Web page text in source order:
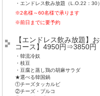
・エンドレス飲み放題（L.O.22：30）
※2名様～60名様で承ります
※前日までに要予約
【エンドレス飲み放題】
コース】4950円⇒3850円
・韓流冷奴
・枝豆
・豆腐と蒸し鶏の胡麻サラダ
★選べる韓国鍋
①チーズタッカルビ
②チーズ・プルコ